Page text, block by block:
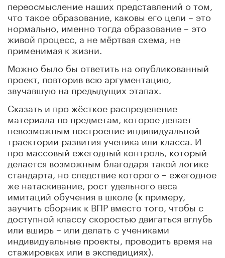
переосмысление наших представлений о том,
что такое образование, каковы его цели – это
нормально, именно тогда образование – это
живой процесс, а не мёртвая схема, не
применимая к жизни.
Можно было бы ответить на опубликованный
проект, повторив всю аргументацию,
звучавшую на предыдущих этапах.
Сказать и про жёсткое распределение
материала по предметам, которое делает
невозможным построение индивидуальной
траектории развития ученика или класса. И
про массовый ежегодный контроль, который
делается возможным благодаря такой логике
стандарта, но следствие которого – ежегодное
же натаскивание, рост удельного веса
имитаций обучения в школе (к примеру,
заучить сборник к ВПР вместо того, чтобы с
доступной классу скоростью двигаться вглубь
или вширь – или делать с учениками
индивидуальные проекты, проводить время на
стажировках или в экспедициях).